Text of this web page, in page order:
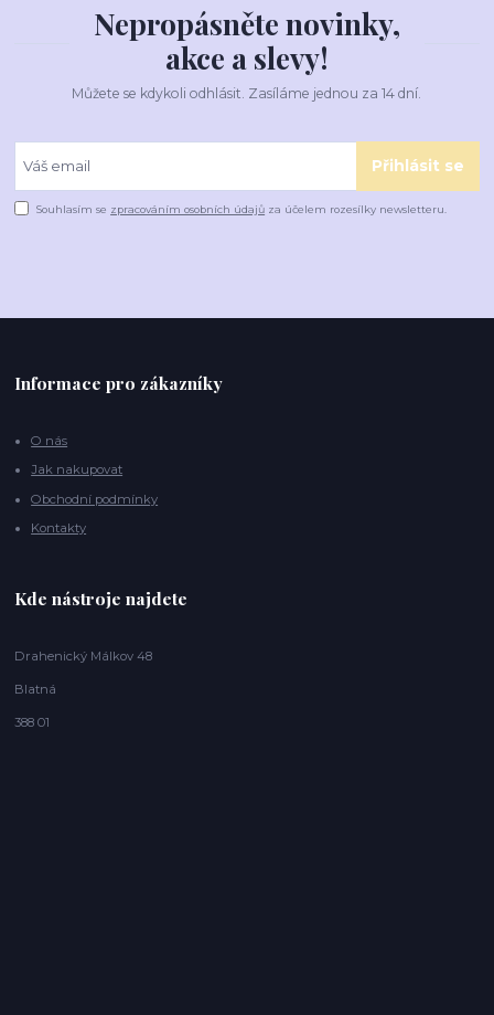
Nepropásněte novinky,
akce a slevy!
Můžete se kdykoli odhlásit. Zasíláme jednou za 14 dní.
Přihlásit se
Souhlasím se zpracováním osobních údajů za účelem rozesílky newsletteru.
Informace pro zákazníky
O nás
Jak nakupovat
Obchodní podmínky
Kontakty
Kde nástroje najdete
Drahenický Málkov 48
Blatná
388 01